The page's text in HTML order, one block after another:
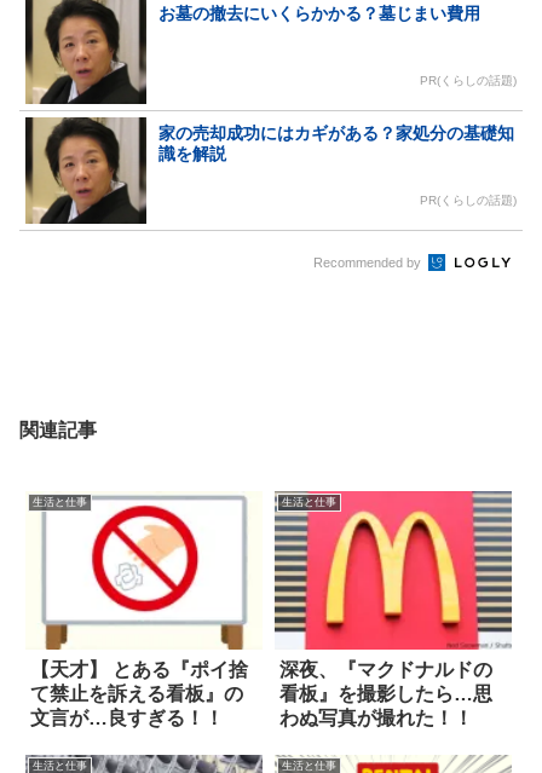
お墓の撤去にいくらかかる？墓じまい費用
PR(くらしの話題)
家の売却成功にはカギがある？家処分の基礎知
識を解説
PR(くらしの話題)
Recommended by
関連記事
生活と仕事
【天才】 とある『ポイ捨
て禁止を訴える看板』の
文言が…良すぎる！！
生活と仕事
深夜、『マクドナルドの
看板』を撮影したら…思
わぬ写真が撮れた！！
生活と仕事 生活と仕事